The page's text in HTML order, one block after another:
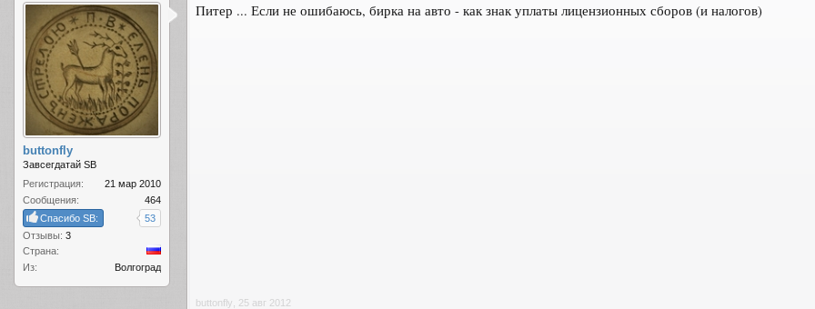
buttonfly
Завсегдатай SB
Регистрация:
21 мар 2010
Сообщения:
464
Спасибо SB:
53
Отзывы: 3
Страна:
Из:
Волгоград
Питер ... Если не ошибаюсь, бирка на авто - как знак уплаты лицензионных сборов (и налогов)
buttonfly 25 авг 2012